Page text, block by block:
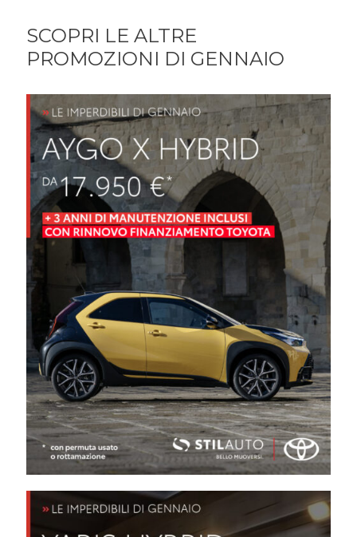
SCOPRI LE ALTRE
PROMOZIONI DI GENNAIO